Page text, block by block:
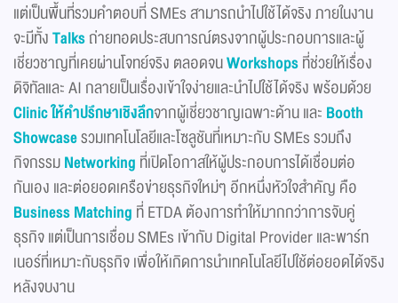
แต่เป็นพื้นที่รวมคำตอบที่ SMEs สามารถนำไปใช้ได้จริง ภายในงาน
จะมีทั้งTalksถ่ายทอดประสบการณ์ตรงจากผู้ประกอบการและผู้
เชี่ยวชาญที่เคยผ่านโจทย์จริง ตลอดจนWorkshopsที่ช่วยให้เรื่อง
ดิจิทัลและ AI กลายเป็นเรื่องเข้าใจง่ายและนำไปใช้ได้จริง พร้อมด้วย
Clinicให้คำปรึกษาเชิงลึกจากผู้เชี่ยวชาญเฉพาะด้าน และ Booth
Showcaseรวมเทคโนโลยีและโซลูชันที่เหมาะกับ SMEs รวมถึง
กิจกรรมNetworking ที่เปิดโอกาสให้ผู้ประกอบการได้เชื่อมต่อ
กันเอง และต่อยอดเครือข่ายธุรกิจใหม่ๆ อีกหนึ่งหัวใจสำคัญ คือ
Business Matching ที่ ETDA ต้องการทำให้มากกว่าการจับคู่
ธุรกิจ แต่เป็นการเชื่อม SMEs เข้ากับ Digital Provider และพาร์ท
เนอร์ที่เหมาะกับธุรกิจ เพื่อให้เกิดการนำเทคโนโลยีไปใช้ต่อยอดได้จริง
หลังจบงาน